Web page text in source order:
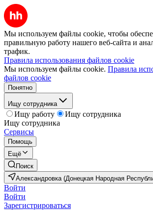
Мы используем файлы cookie, чтобы
правильную работу нашего веб-сайта и
трафик.
Правила использования файлов cookie
Мы используем файлы cookie. Правила
файлов cookie
Понятно
Ищу сотрудника
Ищу работу
Ищу сотрудника
Ищу сотрудника
Сервисы
Помощь
Ещё
Поиск
Александровка (Донецкая Народная
Войти
Войти
Зарегистрироваться